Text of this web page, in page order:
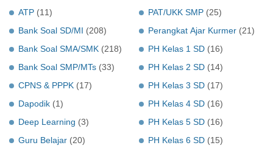
ATP (11)
Bank Soal SD/MI (208)
Bank Soal SMA/SMK (218)
Bank Soal SMP/MTs (33)
CPNS & PPPK (17)
Dapodik (1)
Deep Learning (3)
Guru Belajar (20)
PAT/UKK SMP (25)
Perangkat Ajar Kurmer (21)
PH Kelas 1 SD (16)
PH Kelas 2 SD (14)
PH Kelas 3 SD (17)
PH Kelas 4 SD (16)
PH Kelas 5 SD (16)
PH Kelas 6 SD (15)